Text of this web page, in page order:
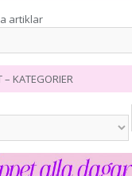
artiklar
– KATEGORIER